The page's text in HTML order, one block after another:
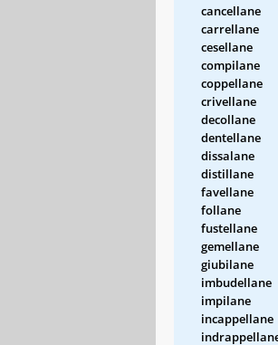
cancellane
carrellane
cesellane
compilane
coppellane
crivellane
decollane
dentellane
dissalane
distillane
favellane
follane
fustellane
gemellane
giubilane
imbudellane
impilane
incappellane